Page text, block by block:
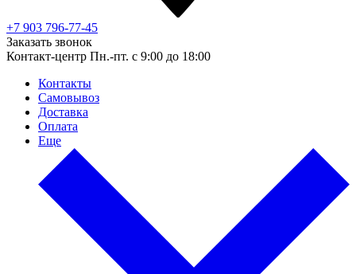
+7 903 796-77-45
Заказать звонок
Контакт-центр Пн.-пт. с 9:00 до 18:00
Контакты
Самовывоз
Доставка
Оплата
Еще